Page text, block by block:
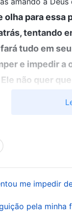
olha para
tentando
tudo em
e impedir
não quer
de
inventou a
me impedir
pela minha